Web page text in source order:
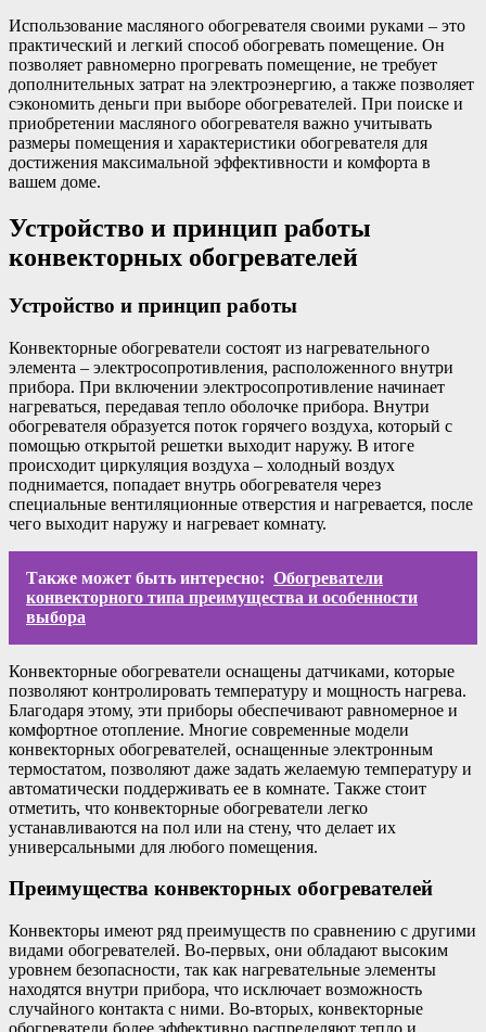
Использование масляного обогревателя своими руками – это
практический и легкий способ обогревать помещение. Он
позволяет равномерно прогревать помещение, не требует
дополнительных затрат на электроэнергию, а также позволяет
сэкономить деньги при выборе обогревателей. При поиске и
приобретении масляного обогревателя важно учитывать
размеры помещения и характеристики обогревателя для
достижения максимальной эффективности и комфорта в
вашем доме.
Устройство и принцип работы
конвекторных обогревателей
Устройство и принцип работы
Конвекторные обогреватели состоят из нагревательного
элемента – электросопротивления, расположенного внутри
прибора. При включении электросопротивление начинает
нагреваться, передавая тепло оболочке прибора. Внутри
обогревателя образуется поток горячего воздуха, который с
помощью открытой решетки выходит наружу. В итоге
происходит циркуляция воздуха – холодный воздух
поднимается, попадает внутрь обогревателя через
специальные вентиляционные отверстия и нагревается, после
чего выходит наружу и нагревает комнату.
Также может быть интересно: Обогреватели
конвекторного типа преимущества и особенности
выбора
Конвекторные обогреватели оснащены датчиками, которые
позволяют контролировать температуру и мощность нагрева.
Благодаря этому, эти приборы обеспечивают равномерное и
комфортное отопление. Многие современные модели
конвекторных обогревателей, оснащенные электронным
термостатом, позволяют даже задать желаемую температуру и
автоматически поддерживать ее в комнате. Также стоит
отметить, что конвекторные обогреватели легко
устанавливаются на пол или на стену, что делает их
универсальными для любого помещения.
Преимущества конвекторных обогревателей
Конвекторы имеют ряд преимуществ по сравнению с другими
видами обогревателей. Во-первых, они обладают высоким
уровнем безопасности, так как нагревательные элементы
находятся внутри прибора, что исключает возможность
случайного контакта с ними. Во-вторых, конвекторные
обогреватели более эффективно распределяют тепло и